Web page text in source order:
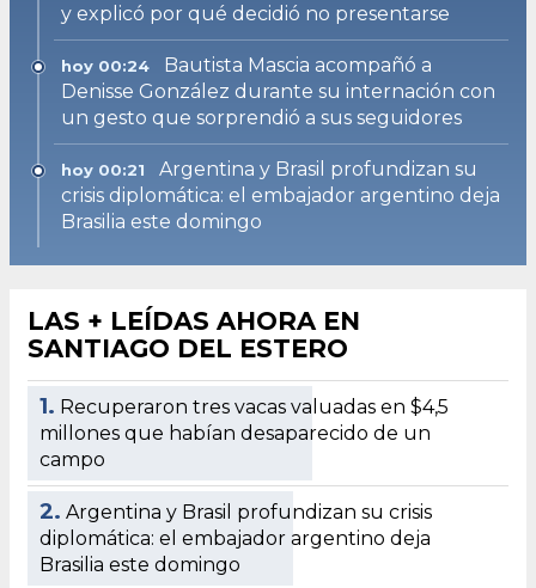
y explicó por qué decidió no presentarse
hoy 00:24
Bautista Mascia acompañó a
Denisse González durante su internación con
un gesto que sorprendió a sus seguidores
hoy 00:21
Argentina y Brasil profundizan su
crisis diplomática: el embajador argentino deja
Brasilia este domingo
LAS + LEÍDAS AHORA EN
SANTIAGO DEL ESTERO
1. Recuperaron tres vacas valuadas en $4,5
millones que habían desaparecido de un
campo
2. Argentina y Brasil profundizan su crisis
diplomática: el embajador argentino deja
Brasilia este domingo